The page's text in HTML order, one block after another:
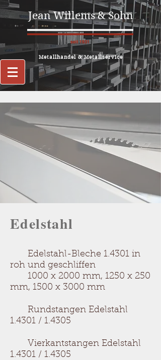
Jean Willems & Sohn
Metallhandel & Metallservice
Edelstahl
Edelstahl-Bleche 1.4301 in
roh und geschliffen
​ 1000 x 2000 mm, 1250 x 250
mm, 1500 x 3000 mm
Rundstangen Edelstahl
1.4301 / 1.4305
Vierkantstangen Edelstahl
1.4301 / 1.4305